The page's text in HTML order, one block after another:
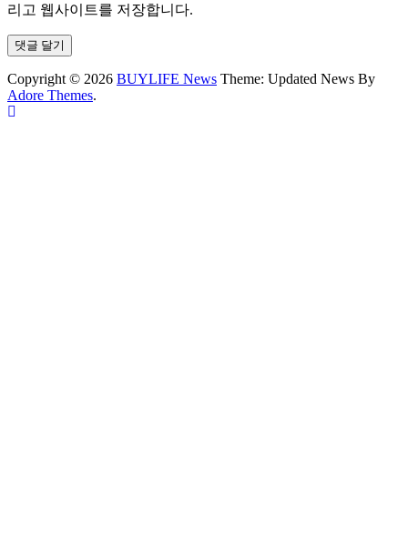
리고 웹사이트를 저장합니다.
Copyright © 2026 BUYLIFE News Theme: Updated News By
Adore Themes.